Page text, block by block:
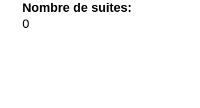
Nombre de suites:
0